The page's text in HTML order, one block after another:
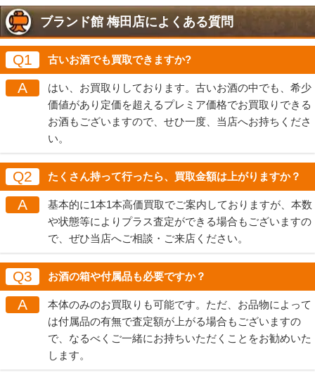
ブランド館 梅田店によくある質問
Q1 古いお酒でも買取できますか?
A
はい、お買取りしております。古いお酒の中でも、希少
価値があり定価を超えるプレミア価格でお買取りできる
お酒もございますので、せひ一度、当店へお持ちくださ
い。
Q2 たくさん持って行ったら、買取金額は上がりますか？
A
基本的に1本1本高価買取でご案内しておりますが、本数
や状態等によりプラス査定ができる場合もございますの
で、ぜひ当店へご相談・ご来店ください。
Q3 お酒の箱や付属品も必要ですか？
A
本体のみのお買取りも可能です。ただ、お品物によって
は付属品の有無で査定額が上がる場合もございますの
で、なるべくご一緒にお持ちいただくことをお勧めいた
します。